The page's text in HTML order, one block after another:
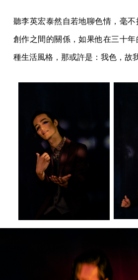
聽李英宏泰然自若地聊色情，毫
創作之間的關係，如果他在三十
種生活風格，那或許是：我色，故